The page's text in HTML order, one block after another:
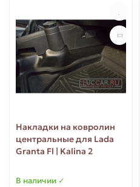
Накладки на ковролин
центральные для Lada
Granta Fl | Kalina 2
В наличии ✓